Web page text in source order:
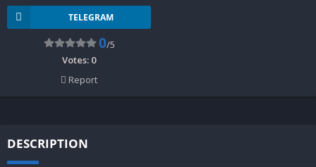
TELEGRAM
0/5
Votes: 0
Report
DESCRIPTION